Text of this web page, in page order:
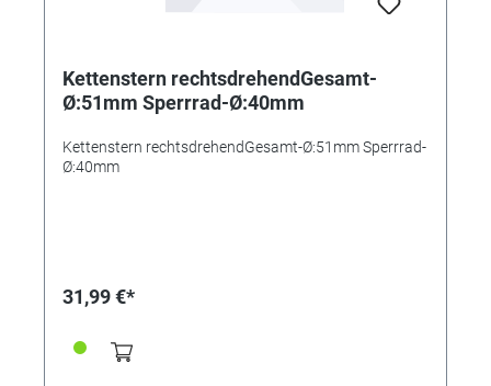
Kettenstern rechtsdrehendGesamt-
Ø:51mm Sperrrad-Ø:40mm
Kettenstern rechtsdrehendGesamt-Ø:51mm Sperrrad-
Ø:40mm
31,99 €*